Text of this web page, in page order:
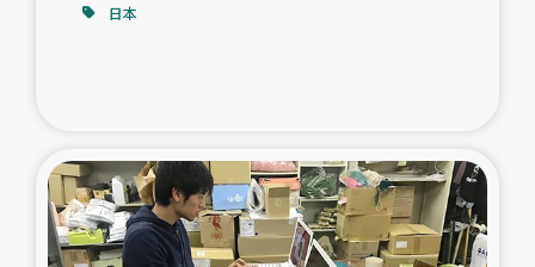
スリランカ南部洪水被災者支援
スリランカの南北女性をつなぐサリー・リサイクル・プロ
日本